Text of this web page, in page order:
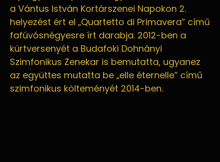
a Vántus István Kortárszenei Napokon 2.
helyezést ért el „Quartetto di Primavera” című
fafúvósnégyesre írt darabja. 2012-ben a
kürtversenyét a Budafoki Dohnányi
Szimfonikus Zenekar is bemutatta, ugyanez
az együttes mutatta be „elle éternelle” című
szimfonikus költeményét 2014-ben.